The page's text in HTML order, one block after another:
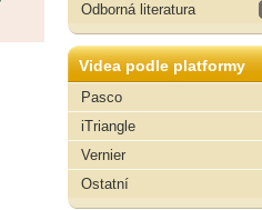
Odborná literatura
Videa podle platformy
Pasco
iTriangle
Vernier
Ostatní